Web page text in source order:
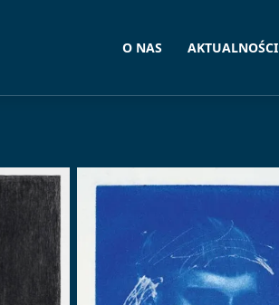
O NAS AKTUALNOŚCI